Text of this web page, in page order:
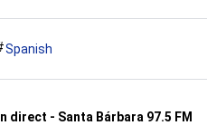
Spanish
direct - Santa Bárbara 97.5 FM